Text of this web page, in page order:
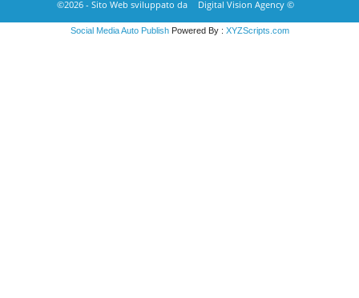
©2026 - Sito Web sviluppato da
Digital Vision Agency ©
Social Media Auto PublishPowered By : XYZScripts.com